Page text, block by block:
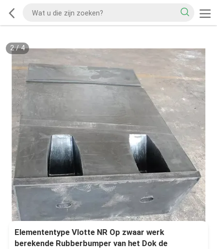
2/4
Elemententype Vlotte NR Op zwaar werk
berekende Rubberbumper van het Dok de